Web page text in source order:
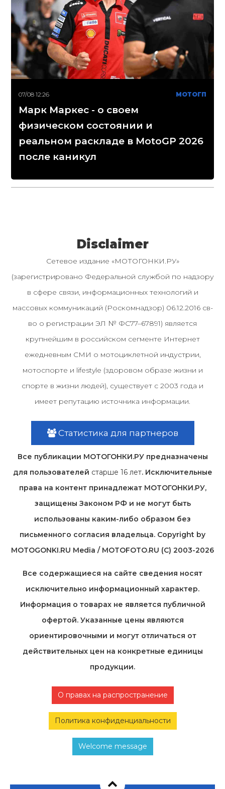
07/08 12:26 МОТОГП
Марк Маркес - о своем
физическом состоянии и
реальном раскладе в MotoGP 2026
после каникул
Disclaimer
Сетевое издание «МОТОГОНКИ.РУ»
(зарегистрировано Федеральной службой по надзору
в сфере связи, информационных технологий и
массовых коммуникаций (Роскомнадзор) 06.12.2016 св-
во о регистрации ЭЛ № ФС77–67891) является
крупнейшим в российском сегменте Интернет
ежедневным СМИ о мотоциклетной индустрии,
мотоспорте и lifestyle (здоровом образе жизни и
спорте в жизни людей), существует с 2003 года и
имеет репутацию источника информации.
Статистика для партнеров
Все публикации МОТОГОНКИ.РУ предназначены
для пользователей старше 16 лет. Исключительные
права на контент принадлежат МОТОГОНКИ.РУ,
защищены Законом РФ и не могут быть
использованы каким-либо образом без
письменного согласия владельца. Copyright by
MOTOGONKI.RU Media / MOTOFOTO.RU (C) 2003-2026
Все содержащиеся на cайте сведения носят
исключительно информационный характер.
Информация о товарах не является публичной
офертой. Указанные цены являются
ориентировочными и могут отличаться от
действительных цен на конкретные единицы
продукции.
О правах на распространение
Политика конфиденциальности
Welcome message